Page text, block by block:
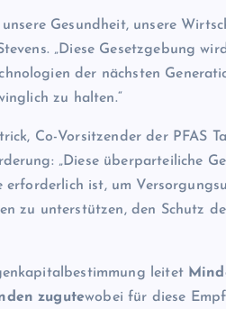
unsere Gesundheit, unsere
„Diese Gesetzgebung
der nächsten
zu halten.“
Co-Vorsitzender der PFAS
„Diese überparteiliche
erforderlich ist, um
zu unterstützen, den Schutz
leitet
zugutewobei für diese